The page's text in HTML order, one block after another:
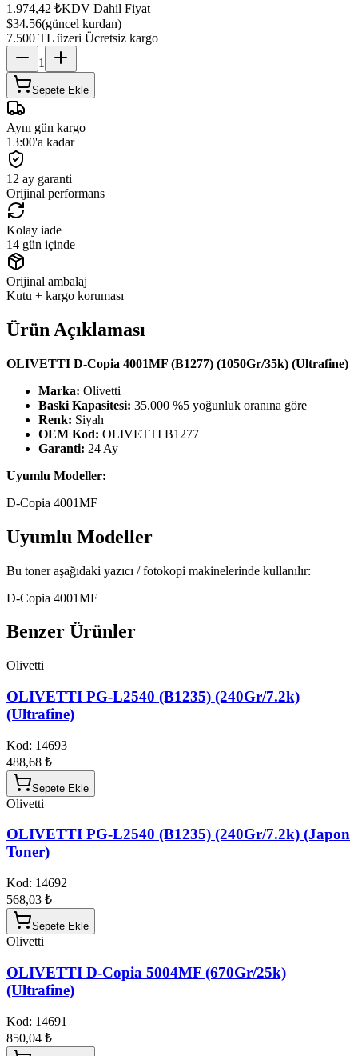
1.974,42 ₺KDV Dahil Fiyat
$34.56(güncel kurdan)
7.500 TL üzeri Ücretsiz kargo
1
Sepete Ekle
Aynı gün kargo
13:00'a kadar
12 ay garanti
Orijinal performans
Kolay iade
14 gün içinde
Orijinal ambalaj
Kutu + kargo koruması
Ürün Açıklaması
OLIVETTI D-Copia 4001MF (B1277) (1050Gr/35k) (Ultrafine)
Marka: Olivetti
Baski Kapasitesi: 35.000 %5 yoğunluk oranına göre
Renk: Siyah
OEM Kod: OLIVETTI B1277
Garanti: 24 Ay
Uyumlu Modeller:
D-Copia 4001MF
Uyumlu Modeller
Bu toner aşağıdaki yazıcı / fotokopi makinelerinde kullanılır:
D-Copia 4001MF
Benzer Ürünler
Olivetti
OLIVETTI PG-L2540 (B1235) (240Gr/7.2k)
(Ultrafine)
Kod: 14693
488,68 ₺
Sepete Ekle
Olivetti
OLIVETTI PG-L2540 (B1235) (240Gr/7.2k) (Japon
Toner)
Kod: 14692
568,03 ₺
Sepete Ekle
Olivetti
OLIVETTI D-Copia 5004MF (670Gr/25k)
(Ultrafine)
Kod: 14691
850,04 ₺